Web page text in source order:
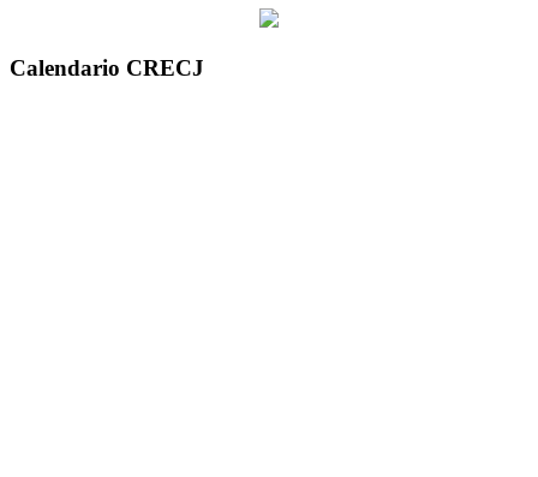
Calendario CRECJ